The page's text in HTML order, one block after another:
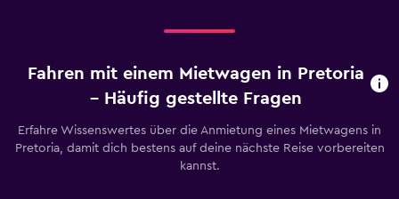
Fahren mit einem Mietwagen in Pretoria
– Häufig gestellte Fragen
Erfahre Wissenswertes über die Anmietung eines Mietwagens in
Pretoria, damit dich bestens auf deine nächste Reise vorbereiten
kannst.